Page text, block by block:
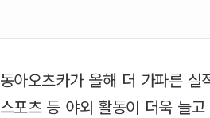
동아오츠카가 올해 더 가파른
스포츠 등 야외 활동이 더욱 늘